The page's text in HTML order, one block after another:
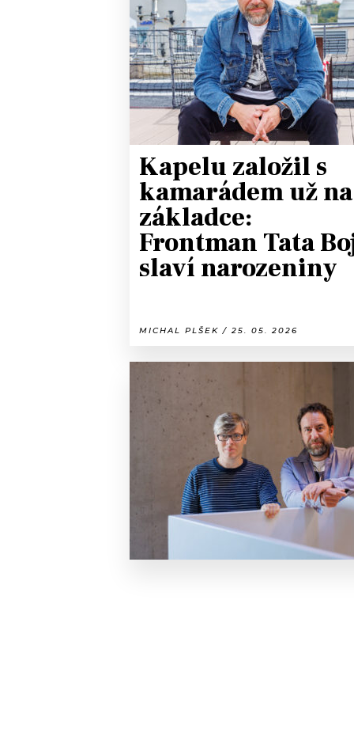
PODCASTY
JAK NALADIT
RÁDIO
APLIKACE
PROGRAM
PLAYLIST
JAK
SOUTĚŽE
Kapelu založil s
kamarádem už na
základce:
Frontman Tata
slaví narozeniny
MICHAL PLŠEK / 25. 05. 2026